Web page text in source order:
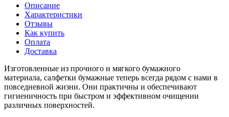
Описание
Характеристики
Отзывы
Как купить
Оплата
Доставка
Изготовленные из прочного и мягкого бумажного
материала, салфетки бумажные теперь всегда рядом с нами в
повседневной жизни. Они практичны и обеспечивают
гигиеничность при быстром и эффективном очищении
различных поверхностей.